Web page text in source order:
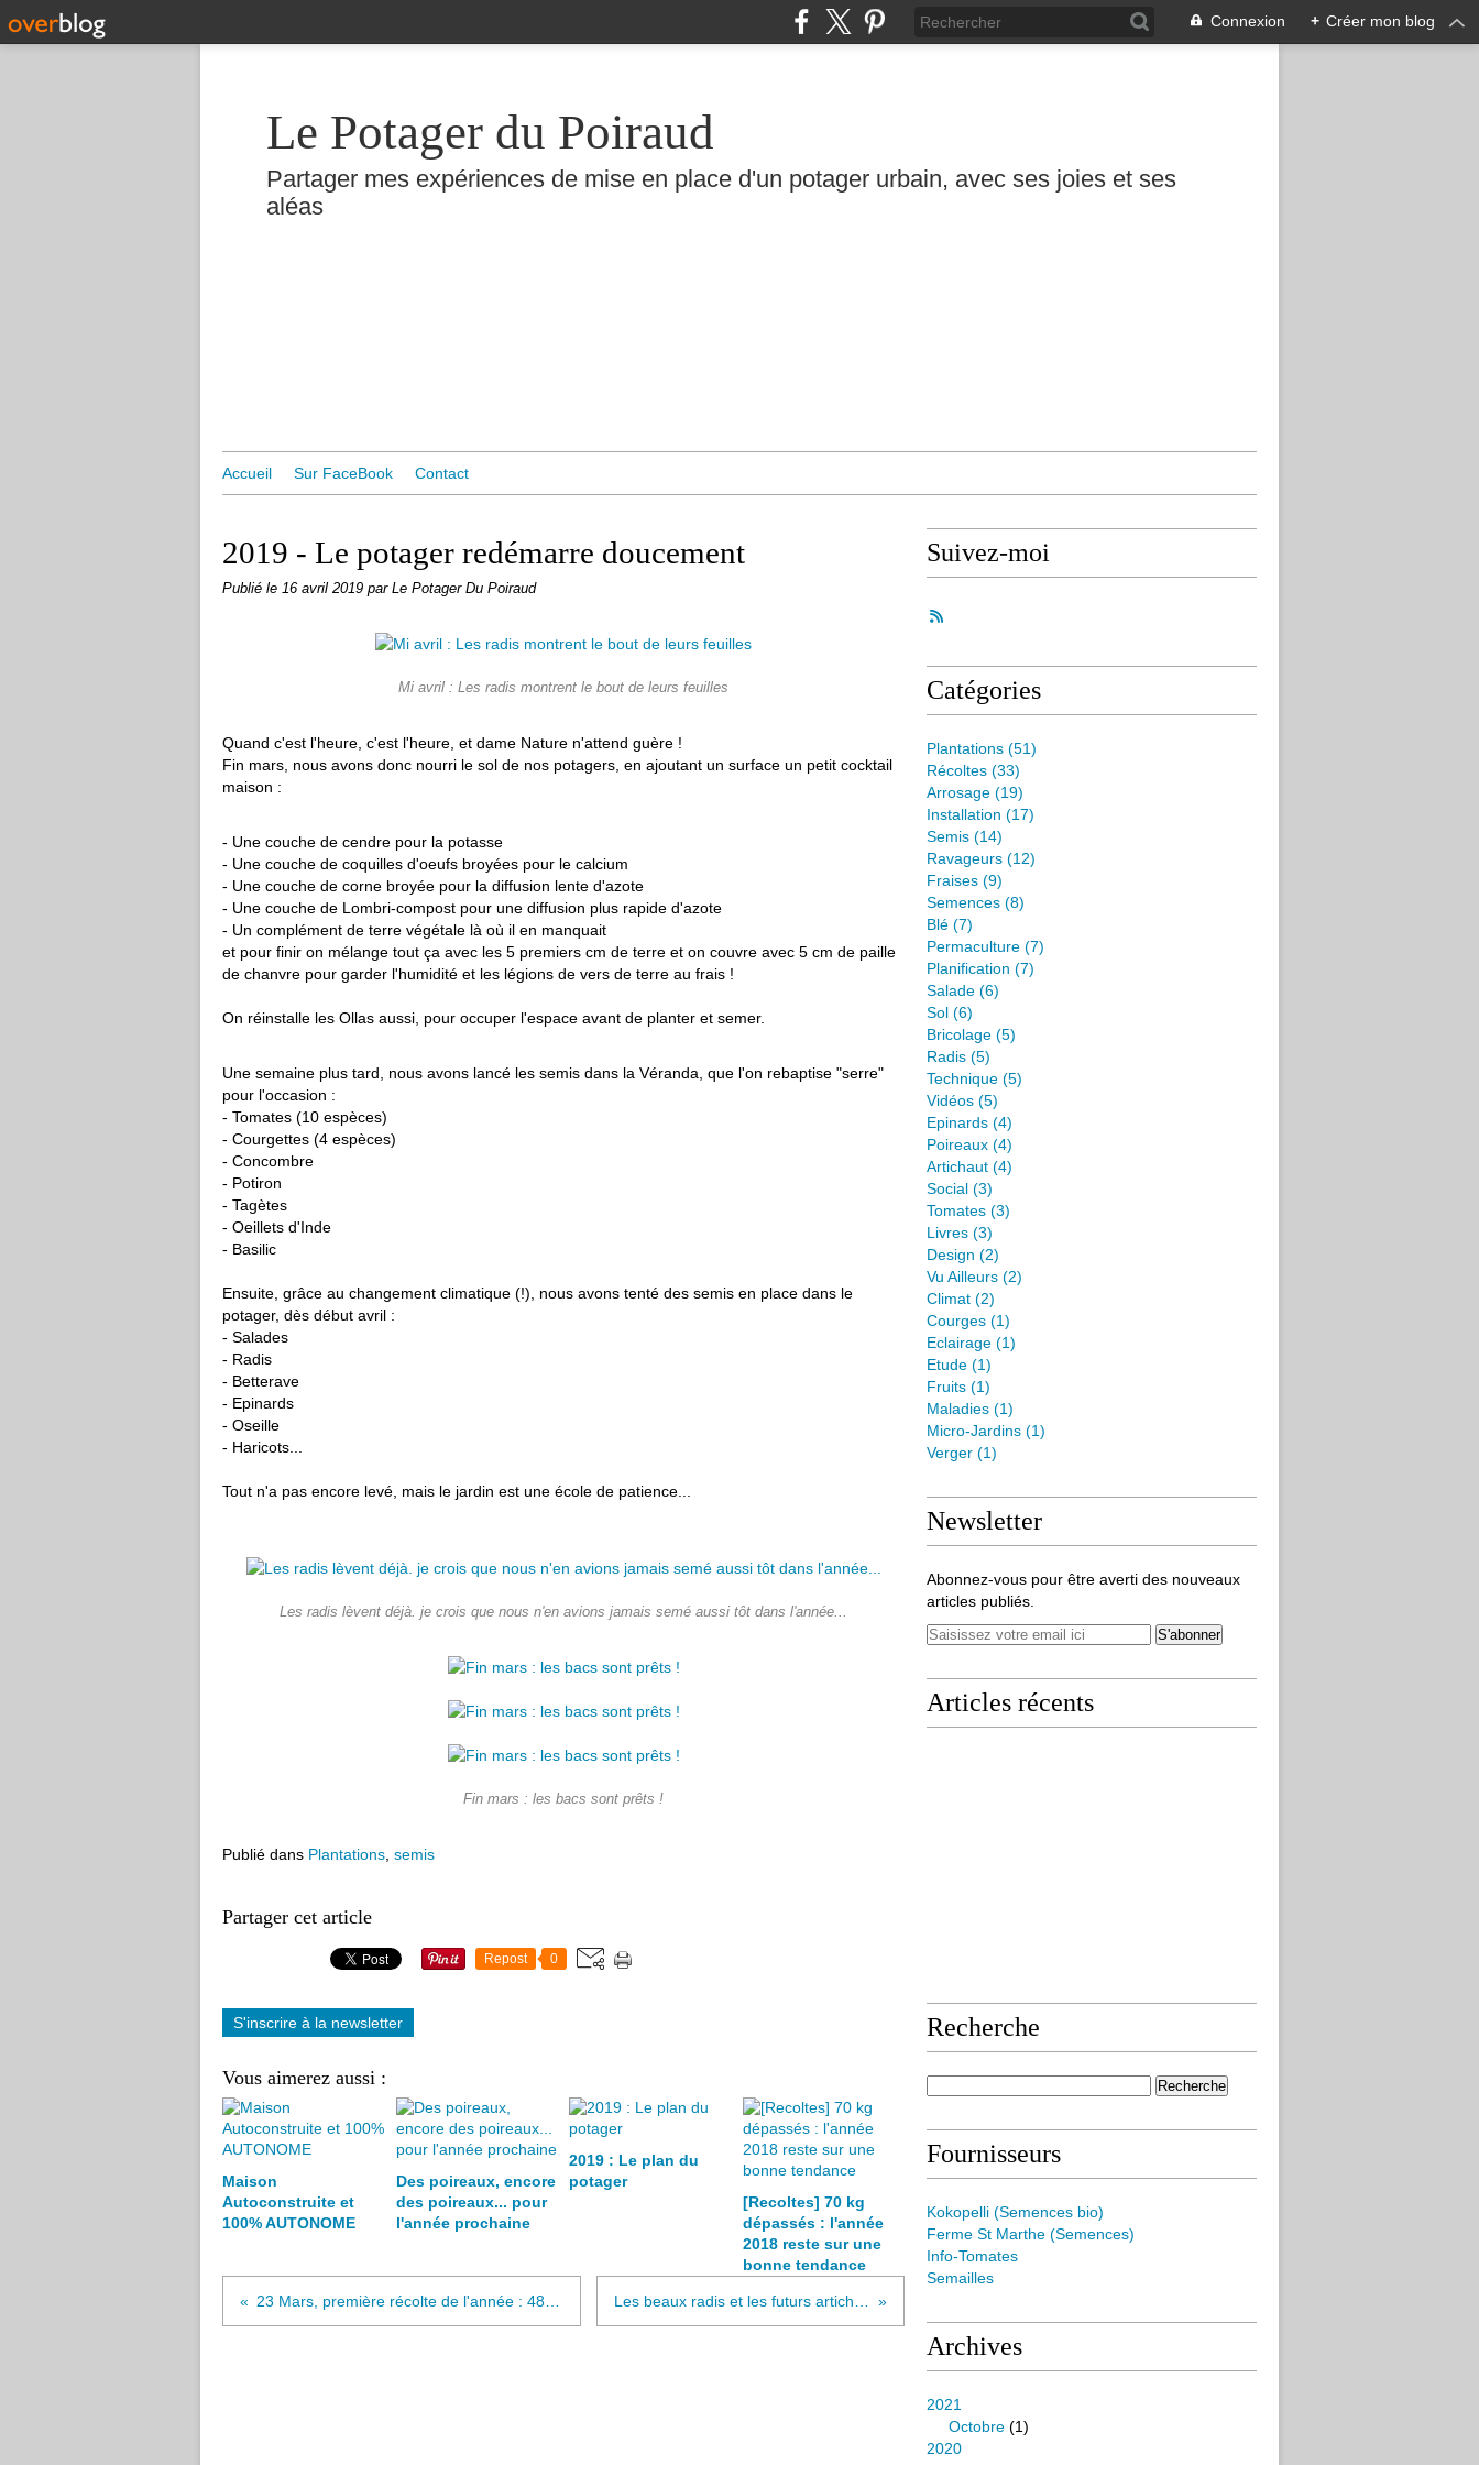
Connexion + Créer mon blog
Le Potager du Poiraud
Partager mes expériences de mise en place d'un potager urbain, avec ses joies et ses
aléas
Accueil Sur FaceBook Contact
2019 - Le potager redémarre doucement
Publié le 16 avril 2019 par Le Potager Du Poiraud
Mi avril : Les radis montrent le bout de leurs feuilles
Quand c'est l'heure, c'est l'heure, et dame Nature n'attend guère !
Fin mars, nous avons donc nourri le sol de nos potagers, en ajoutant un surface un petit cocktail
maison :
- Une couche de cendre pour la potasse
- Une couche de coquilles d'oeufs broyées pour le calcium
- Une couche de corne broyée pour la diffusion lente d'azote
- Une couche de Lombri-compost pour une diffusion plus rapide d'azote
- Un complément de terre végétale là où il en manquait
et pour finir on mélange tout ça avec les 5 premiers cm de terre et on couvre avec 5 cm de paille
de chanvre pour garder l'humidité et les légions de vers de terre au frais !
On réinstalle les Ollas aussi, pour occuper l'espace avant de planter et semer.
Une semaine plus tard, nous avons lancé les semis dans la Véranda, que l'on rebaptise "serre"
pour l'occasion :
- Tomates (10 espèces)
- Courgettes (4 espèces)
- Concombre
- Potiron
- Tagètes
- Oeillets d'Inde
- Basilic
Ensuite, grâce au changement climatique (!), nous avons tenté des semis en place dans le
potager, dès début avril :
- Salades
- Radis
- Betterave
- Epinards
- Oseille
- Haricots...
Tout n'a pas encore levé, mais le jardin est une école de patience...
Les radis lèvent déjà. je crois que nous n'en avions jamais semé aussi tôt dans l'année...
Fin mars : les bacs sont prêts !
Publié dans Plantations semis
Partager cet article
Repost 0
S'inscrire à la newsletter
Vous aimerez aussi :
Maison
Autoconstruite et
100% AUTONOME
Des poireaux, encore
des poireaux... pour
l'année prochaine
2019 : Le plan du
potager
[Recoltes] 70 kg
dépassés : l'année
2018 reste sur une
bonne tendance
Suivez-moi
Catégories
Plantations (51)
Récoltes (33)
Arrosage (19)
Installation (17)
Semis (14)
Ravageurs (12)
Fraises (9)
Semences (8)
Blé (7)
Permaculture (7)
Planification (7)
Salade (6)
Sol (6)
Bricolage (5)
Radis (5)
Technique (5)
Vidéos (5)
Epinards (4)
Poireaux (4)
Artichaut (4)
Social (3)
Tomates (3)
Livres (3)
Design (2)
Vu Ailleurs (2)
Climat (2)
Courges (1)
Eclairage (1)
Etude (1)
Fruits (1)
Maladies (1)
Micro-Jardins (1)
Verger (1)
Newsletter
Abonnez-vous pour être averti des nouveaux
articles publiés.
Articles récents
Recherche
Fournisseurs
Kokopelli (Semences bio)
Ferme St Marthe (Semences)
Info-Tomates
Semailles
Archives
2021
Octobre (1)
2020